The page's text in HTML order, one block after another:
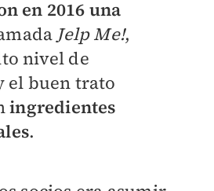
en 2016 una
Jelp Me!,
nivel de
el buen trato
ingredientes
.